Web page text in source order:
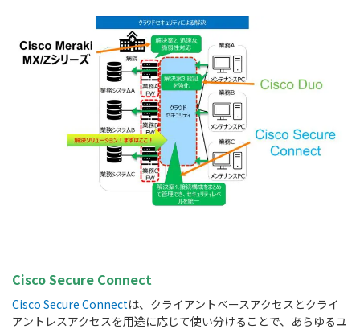
Cisco Secure Connect
Cisco Secure Connectは、クライアントベースアクセスとクライ
アントレスアクセスを用途に応じて使い分けることで、あらゆるユ